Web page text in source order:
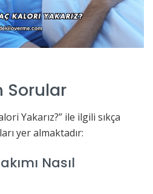
Sorular
Yakarız?” ile ilgili sıkça
yer almaktadır:
Nasıl